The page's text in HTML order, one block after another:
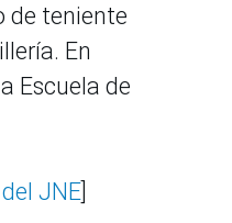
de teniente
En
Escuela de
JNE]